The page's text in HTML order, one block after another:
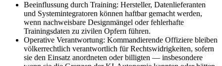
Beeinflussung durch Training: Hersteller, Datenlieferanten
und Systemintegratoren können haftbar gemacht werden,
wenn nachweisbare Designmängel oder fehlerhafte
Trainingsdaten zu zivilen Opfern führen.
Operative Verantwortung: Kommandierende Offiziere bleiben
völkerrechtlich verantwortlich für Rechtswidrigkeiten, sofern
sie den Einsatz anordneten oder billigten — insbesondere